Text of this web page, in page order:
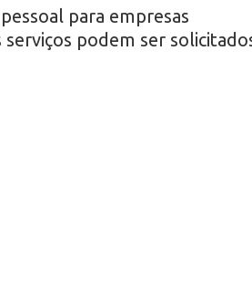
para empresas
serviços podem ser